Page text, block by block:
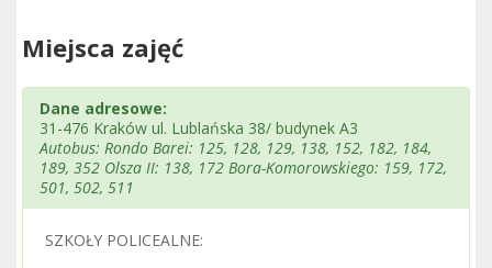
Miejsca zajęć
Dane adresowe:
31-476 Kraków ul. Lublańska 38/ budynek A3
Autobus: Rondo Barei: 125, 128, 129, 138, 152, 182, 184,
189, 352 Olsza II: 138, 172 Bora-Komorowskiego: 159, 172,
501, 502, 511
SZKOŁY POLICEALNE: